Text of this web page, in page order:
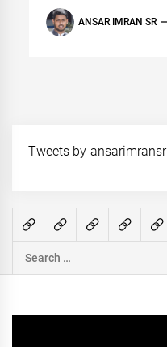
ANSAR IMRAN SR
Tweets by ansarimransr
Search
for: